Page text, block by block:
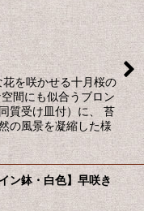
を咲かせる十月桜の
間にも似合うブロン
質受け皿付）に、 苔
の風景を凝縮した様
ン鉢・白色】早咲き